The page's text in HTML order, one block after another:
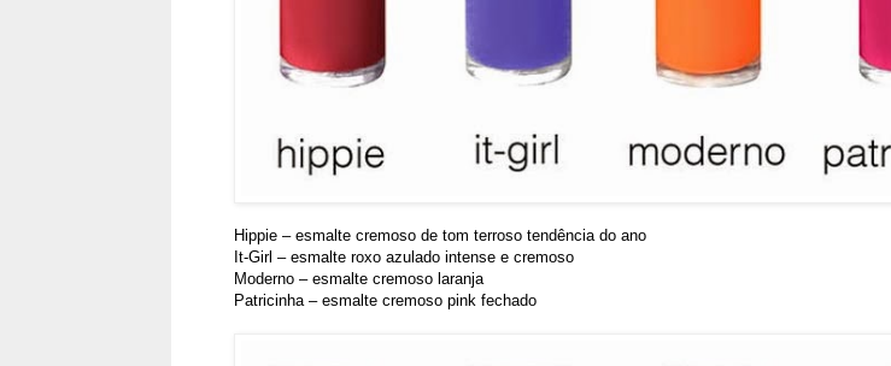
Hippie – esmalte cremoso de tom terroso tendência do ano
It-Girl – esmalte roxo azulado intense e cremoso
Moderno – esmalte cremoso laranja
Patricinha – esmalte cremoso pink fechado